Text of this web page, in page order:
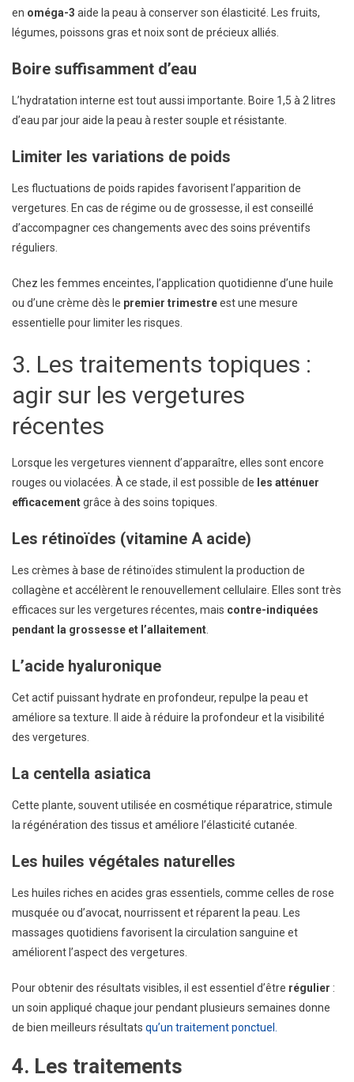
en oméga-3 aide la peau à conserver son élasticité. Les fruits,
légumes, poissons gras et noix sont de précieux alliés.
Boire suffisamment d’eau
L’hydratation interne est tout aussi importante. Boire 1,5 à 2 litres
d’eau par jour aide la peau à rester souple et résistante.
Limiter les variations de poids
Les fluctuations de poids rapides favorisent l’apparition de
vergetures. En cas de régime ou de grossesse, il est conseillé
d’accompagner ces changements avec des soins préventifs
réguliers.
Chez les femmes enceintes, l’application quotidienne d’une huile
ou d’une crème dès le premier trimestreest une mesure
essentielle pour limiter les risques.
3. Les traitements topiques :
agir sur les vergetures
récentes
Lorsque les vergetures viennent d’apparaître, elles sont encore
rouges ou violacées. À ce stade, il est possible de les atténuer
efficacementgrâce à des soins topiques.
Les rétinoïdes (vitamine A acide)
Les crèmes à base de rétinoïdes stimulent la production de
collagène et accélèrent le renouvellement cellulaire. Elles sont très
efficaces sur les vergetures récentes, mais contre-indiquées
pendant la grossesse et l’allaitement
L’acide hyaluronique
Cet actif puissant hydrate en profondeur, repulpe la peau et
améliore sa texture. Il aide à réduire la profondeur et la visibilité
des vergetures.
La centella asiatica
Cette plante, souvent utilisée en cosmétique réparatrice, stimule
la régénération des tissus et améliore l’élasticité cutanée.
Les huiles végétales naturelles
Les huiles riches en acides gras essentiels, comme celles de rose
musquée ou d’avocat, nourrissent et réparent la peau. Les
massages quotidiens favorisent la circulation sanguine et
améliorent l’aspect des vergetures.
Pour obtenir des résultats visibles, il est essentiel d’être régulier :
un soin appliqué chaque jour pendant plusieurs semaines donne
de bien meilleurs résultats qu’un traitement ponctuel.
4. Les traitements